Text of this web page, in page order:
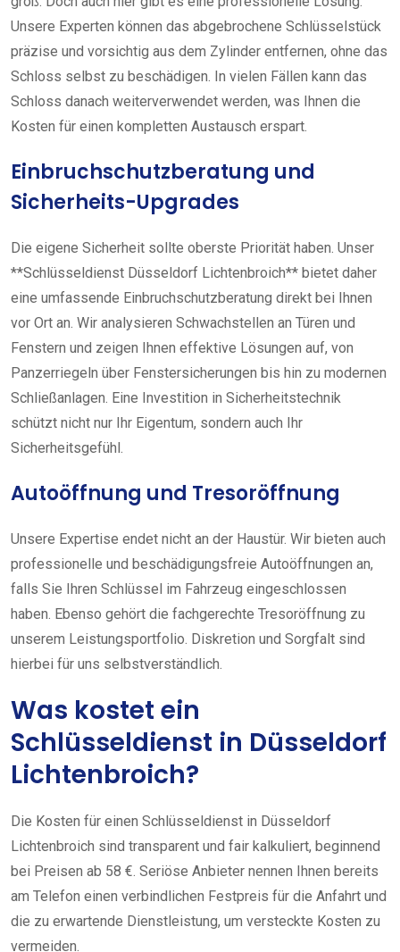
Unsere Experten können das abgebrochene Schlüsselstück
präzise und vorsichtig aus dem Zylinder entfernen, ohne das
Schloss selbst zu beschädigen. In vielen Fällen kann das
Schloss danach weiterverwendet werden, was Ihnen die
Kosten für einen kompletten Austausch erspart.
Einbruchschutzberatung und
Sicherheits-Upgrades
Die eigene Sicherheit sollte oberste Priorität haben. Unser
**Schlüsseldienst Düsseldorf Lichtenbroich** bietet daher
eine umfassende Einbruchschutzberatung direkt bei Ihnen
vor Ort an. Wir analysieren Schwachstellen an Türen und
Fenstern und zeigen Ihnen effektive Lösungen auf, von
Panzerriegeln über Fenstersicherungen bis hin zu modernen
Schließanlagen. Eine Investition in Sicherheitstechnik
schützt nicht nur Ihr Eigentum, sondern auch Ihr
Sicherheitsgefühl.
Autoöffnung und Tresoröffnung
Unsere Expertise endet nicht an der Haustür. Wir bieten auch
professionelle und beschädigungsfreie Autoöffnungen an,
falls Sie Ihren Schlüssel im Fahrzeug eingeschlossen
haben. Ebenso gehört die fachgerechte Tresoröffnung zu
unserem Leistungsportfolio. Diskretion und Sorgfalt sind
hierbei für uns selbstverständlich.
Was kostet ein
Schlüsseldienst in Düsseldorf
Lichtenbroich?
Die Kosten für einen Schlüsseldienst in Düsseldorf
Lichtenbroich sind transparent und fair kalkuliert, beginnend
bei Preisen ab 58 €. Seriöse Anbieter nennen Ihnen bereits
am Telefon einen verbindlichen Festpreis für die Anfahrt und
die zu erwartende Dienstleistung, um versteckte Kosten zu
vermeiden.